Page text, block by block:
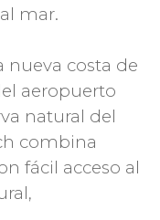
mar.
nueva costa de
aeropuerto
natural del
combina
fácil acceso al